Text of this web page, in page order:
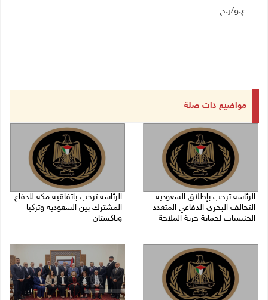
ع.و/ر.ح
مواضيع ذات صلة
الرئاسة ترحب بإطلاق السعودية
التحالف البحري الدفاعي المتعدد
الجنسيات لحماية حرية الملاحة
الرئاسة ترحب باتفاقية مكة للدفاع
المشترك بين السعودية وتركيا
وباكستان